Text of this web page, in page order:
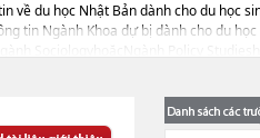
về du học Nhật Bản dành cho du học
tin Ngành Khoa dự bị dành cho du
SociologyhoặcNgành Policy
1.300 trường đại học, cao học, trường